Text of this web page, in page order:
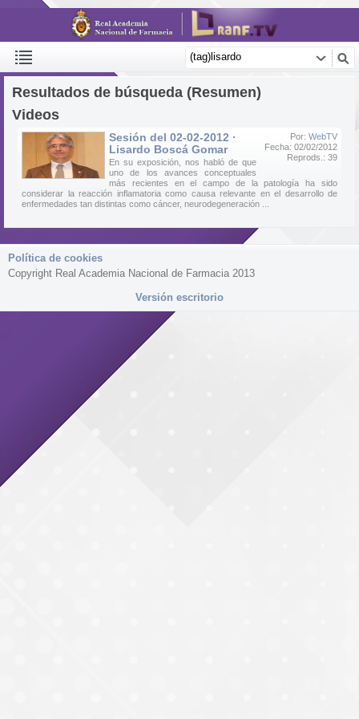
Resultados de búsqueda (Resumen)
Videos
Por: WebTV
Fecha: 02/02/2012
Reprods.: 39
Sesión del 02-02-2012 ·
Lisardo Boscá Gomar
En su exposición, nos habló de que
uno de los avances conceptuales
más recientes en el campo de la patología ha sido
considerar la reacción inflamatoria como causa relevante en el desarrollo de
enfermedades tan distintas como cáncer, neurodegeneración ...
Política de cookies
Copyright Real Academia Nacional de Farmacia 2013
Versión escritorio